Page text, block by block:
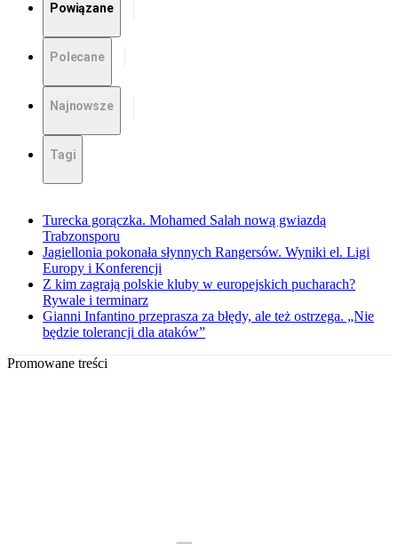
Powiązane
Polecane
Najnowsze
Tagi
Turecka gorączka. Mohamed Salah nową gwiazdą
Trabzonsporu
Jagiellonia pokonała słynnych Rangersów. Wyniki el. Ligi
Europy i Konferencji
Z kim zagrają polskie kluby w europejskich pucharach?
Rywale i terminarz
Gianni Infantino przeprasza za błędy, ale też ostrzega. „Nie
będzie tolerancji dla ataków”
Promowane treści